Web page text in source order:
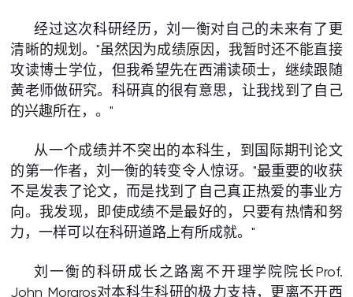
经过这次科研经历，刘一衡对自己的未来有了更
清晰的规划。"虽然因为成绩原因，我暂时还不能直接
攻读博士学位，但我希望先在西浦读硕士，继续跟随
黄老师做研究。科研真的很有意思，让我找到了自己
的兴趣所在，。"
从一个成绩并不突出的本科生，到国际期刊论文
的第一作者，刘一衡的转变令人惊讶。"最重要的收获
不是发表了论文，而是找到了自己真正热爱的事业方
向。我发现，即使成绩不是最好的，只要有热情和努
力，一样可以在科研道路上有所成就。"
刘一衡的科研成长之路离不开理学院院长Prof.
John Moraros对本科生科研的极力支持，更离不开西